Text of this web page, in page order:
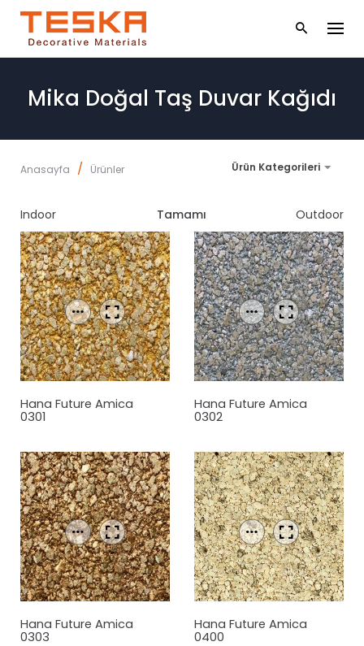
p
n
Mika Doğal Taş Duvar Kağıdı
Anasayfa / Ürünler Ürün Kategorileri
Indoor Tamamı Outdoor
Hana Future Amica
0301
Hana Future Amica
0302
Hana Future Amica
0303
Hana Future Amica
0400